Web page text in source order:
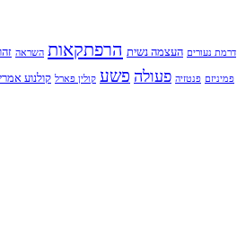
דרמת נעורים העצמה נשית הרפתקאות השראה
פמיניזם פנטזיה פעולה פשע קולין פארל קולנוע